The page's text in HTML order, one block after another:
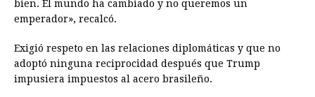
bien. El mundo ha cambiado y no queremos un
emperador», recalcó.
Exigió respeto en las relaciones diplomáticas y que no
adoptó ninguna reciprocidad después que Trump
impusiera impuestos al acero brasileño.